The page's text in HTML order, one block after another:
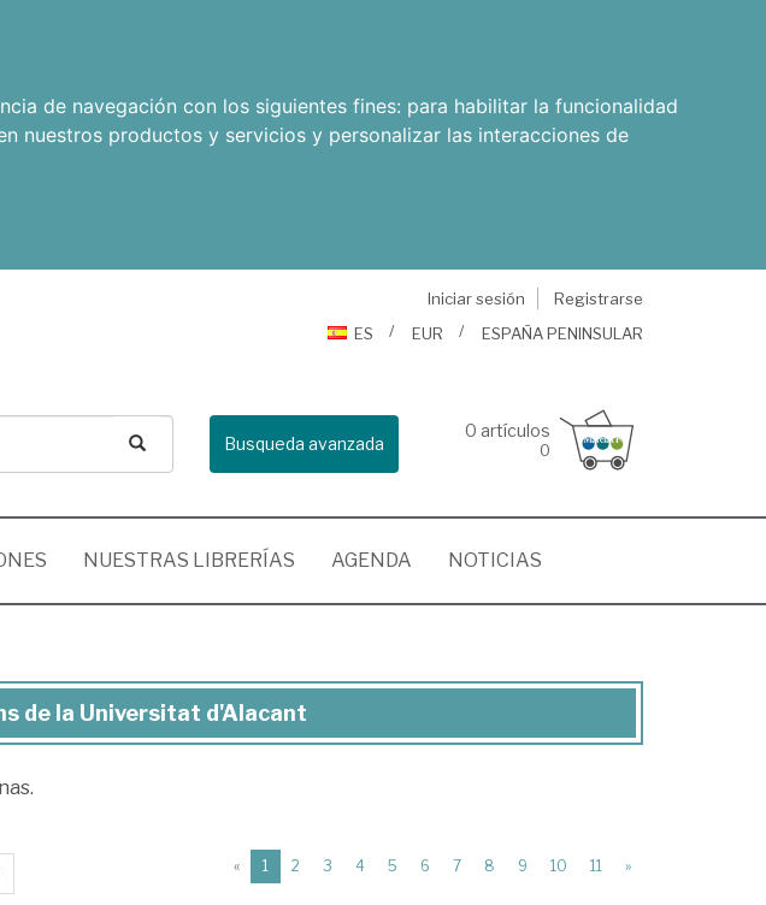
de navegación con los siguientes fines: para habilitar la funcionalidad
nuestros productos y servicios y personalizar las interacciones de
Iniciar sesión
Registrarse
ES
EUR ESPAÑA PENINSULAR
Busqueda avanzada
0 artículos
0
NUESTRAS LIBRERÍAS AGENDA NOTICIAS
de la Universitat d'Alacant
« 1 (current)
2 3 4 5 6 7 8 9 10 11 »